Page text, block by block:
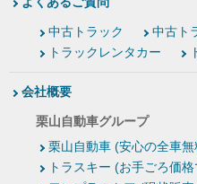
中古トラック
中古ト
トラックレンタカー
会社概要
栗山自動車グループ
栗山自動車 (安心の全車
トラスキー (お手ごろ価